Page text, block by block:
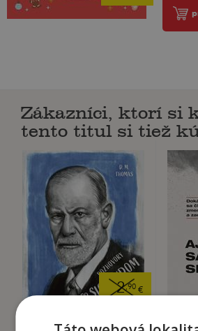
Zákazníci, ktorí si
tento titul si tiež
2,90 €